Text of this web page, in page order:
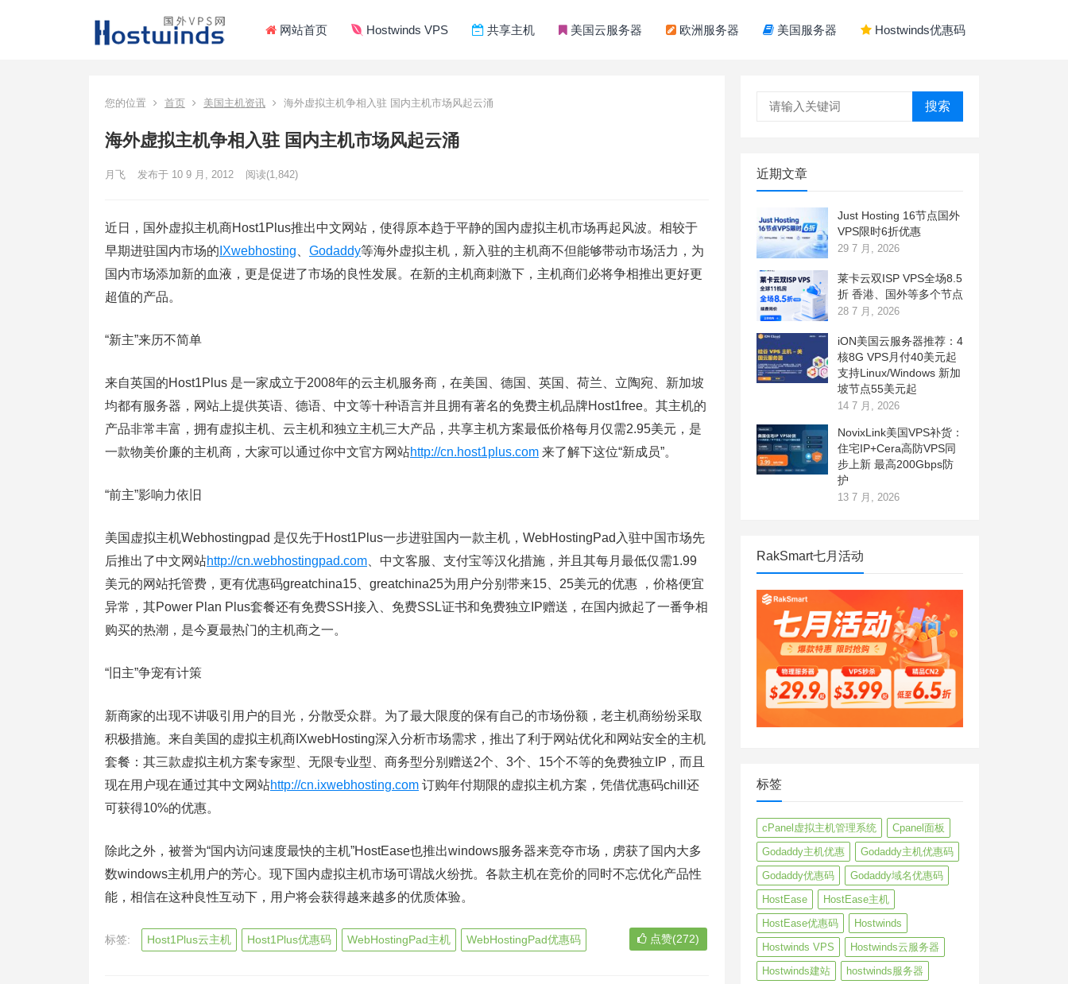
网站首页 Hostwinds VPS 共享主机 美国云服务器 欧洲服务器 美国服务器 Hostwinds优惠码
您的位置 首页 美国主机资讯 海外虚拟主机争相入驻 国内主机市场风起云涌
海外虚拟主机争相入驻 国内主机市场风起云涌
月飞 发布于 10 9 月, 2012 阅读(1,842)
近日，国外虚拟主机商Host1Plus推出中文网站，使得原本趋于平静的国内虚拟主机市场再起风波。相较于
早期进驻国内市场的 IXwebhosting Godaddy等海外虚拟主机，新入驻的主机商不但能够带动市场活力，为
国内市场添加新的血液，更是促进了市场的良性发展。在新的主机商刺激下，主机商们必将争相推出更好更
超值的产品。
“新主”来历不简单
来自英国的Host1Plus 是一家成立于2008年的云主机服务商，在美国、德国、英国、荷兰、立陶宛、新加坡
均都有服务器，网站上提供英语、德语、中文等十种语言并且拥有著名的免费主机品牌Host1free。其主机的
产品非常丰富，拥有虚拟主机、云主机和独立主机三大产品，共享主机方案最低价格每月仅需2.95美元，是
一款物美价廉的主机商，大家可以通过你中文官方网站http://cn.host1plus.com 来了解下这位“新成员”。
“前主”影响力依旧
美国虚拟主机Webhostingpad 是仅先于Host1Plus一步进驻国内一款主机，WebHostingPad入驻中国市场先
后推出了中文网站http://cn.webhostingpad.com 、中文客服、支付宝等汉化措施，并且其每月最低仅需1.99
美元的网站托管费，更有优惠码greatchina15、greatchina25为用户分别带来15、25美元的优惠 ，价格便宜
异常，其Power Plan Plus套餐还有免费SSH接入、免费SSL证书和免费独立IP赠送，在国内掀起了一番争相
购买的热潮，是今夏最热门的主机商之一。
“旧主”争宠有计策
新商家的出现不讲吸引用户的目光，分散受众群。为了最大限度的保有自己的市场份额，老主机商纷纷采取
积极措施。来自美国的虚拟主机商IXwebHosting深入分析市场需求，推出了利于网站优化和网站安全的主机
套餐：其三款虚拟主机方案专家型、无限专业型、商务型分别赠送2个、3个、15个不等的免费独立IP，而且
现在用户现在通过其中文网站http://cn.ixwebhosting.com 订购年付期限的虚拟主机方案，凭借优惠码chill还
可获得10%的优惠。
除此之外，被誉为“国内访问速度最快的主机”HostEase也推出windows服务器来竞夺市场，虏获了国内大多
数windows主机用户的芳心。现下国内虚拟主机市场可谓战火纷扰。各款主机在竞价的同时不忘优化产品性
能，相信在这种良性互动下，用户将会获得越来越多的优质体验。
标签: Host1Plus云主机 Host1Plus优惠码 WebHostingPad主机 WebHostingPad优惠码 点赞(272)
搜索
近期文章
Just Hosting 16节点国外
VPS限时6折优惠
29 7 月, 2026
莱卡云双ISP VPS全场8.5
折 香港、国外等多个节点
28 7 月, 2026
iON美国云服务器推荐：4
核8G VPS月付40美元起
支持Linux/Windows 新加
坡节点55美元起
14 7 月, 2026
NovixLink美国VPS补货：
住宅IP+Cera高防VPS同
步上新 最高200Gbps防
护
13 7 月, 2026
RakSmart七月活动
标签
cPanel虚拟主机管理系统
Cpanel面板
Godaddy主机优惠
Godaddy主机优惠码
Godaddy优惠码
Godaddy域名优惠码
HostEase
HostEase主机
HostEase优惠码
Hostwinds
Hostwinds VPS
Hostwinds云服务器
Hostwinds建站
hostwinds服务器